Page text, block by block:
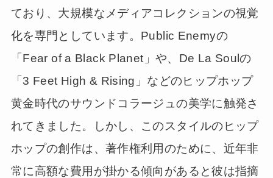
ており、大規模なメディアコレクションの視覚
化を専門としています。Public Enemyの
「Fear of a Black Planet」や、De La Soulの
「3 Feet High & Rising」などのヒップホップ
黄金時代のサウンドコラージュの美学に触発さ
れてきました。しかし、このスタイルのヒップ
ホップの創作は、著作権利用のために、近年非
常に高額な費用が掛かる傾向があると彼は指摘